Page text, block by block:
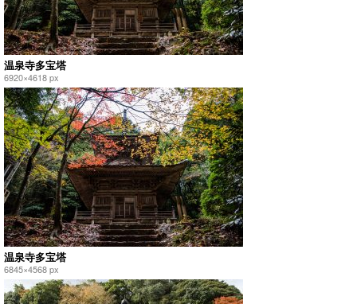
温泉寺多宝塔
6920×4618 px
温泉寺多宝塔
6845×4568 px